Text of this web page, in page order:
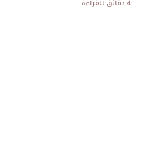
4 دقائق للقراءة